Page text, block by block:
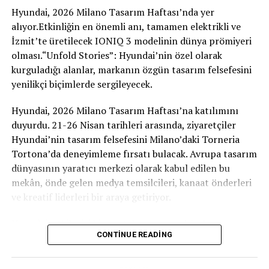
verimli, kompakt ve günlük kullanıma uygun bir
elektrikli mobilite beklentisine yanıt vermeyi amaçlıyor.
Aynı zamanda markanın elektrikli dünyasına geçişi daha
erişilebilir hale getirmeyi hedefliyor.
Ingolstadt’ta üretilecek
A2 e-tron, Audi’nin Almanya’daki merkezi Ingolstadt’ta
üretilecek bir diğer tamamen elektrikli model ailesi
olacak. Bu karar, markanın Almanya ve Avrupa’daki
üretim altyapısını elektrikli dönüşüm doğrultusunda
geliştirme yaklaşımının bir parçası olarak öne çıkıyor.
Yeni model ailesi, yalnızca ürün stratejisi açısından
değil, aynı zamanda üretim altyapısının geleceği
A2 e-tron, Audi açısından yalnızca ürün gamını
Hyundai, 2026 Milano Tasarım Haftası’nda yer
alıyor.Etkinliğin en önemli anı, tamamen elektrikli ve
İzmit’te üretilecek IONIQ 3 modelinin dünya prömiyeri
olması.“Unfold Stories”: Hyundai’nin özel olarak
kurguladığı alanlar, markanın özgün tasarım felsefesini
yenilikçi biçimlerde sergileyecek.
Hyundai, 2026 Milano Tasarım Haftası’na katılımını
duyurdu. 21-26 Nisan tarihleri arasında, ziyaretçiler
Hyundai’nin tasarım felsefesini Milano’daki Torneria
Tortona’da deneyimleme fırsatı bulacak. Avrupa tasarım
dünyasının yaratıcı merkezi olarak kabul edilen bu
mekân, önde gelen medya temsilcileri, kanaat önderleri
ve kreatif liderleri bir araya getiriyor.
Hyundai, etkileyici bir enstalasyon aracılığıyla
ziyaretçilerini markanın özgün tasarım süreciyle
CONTINUE READING